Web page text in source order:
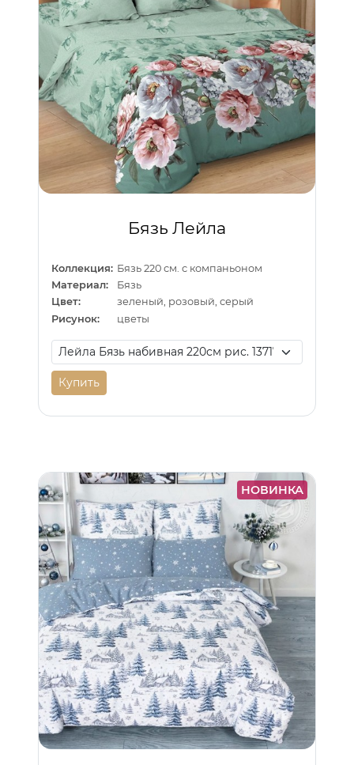
Бязь Лейла
Коллекция: Бязь 220 см. с компаньоном
Материал:
Бязь
Цвет:
зеленый, розовый, серый
Рисунок:
цветы
Купить
НОВИНКА